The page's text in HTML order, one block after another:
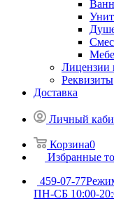
Лицензии
Реквизиты
Доставка
Личный
Корзина0
Избранные
459-07-77
ПН-СБ 10:00-